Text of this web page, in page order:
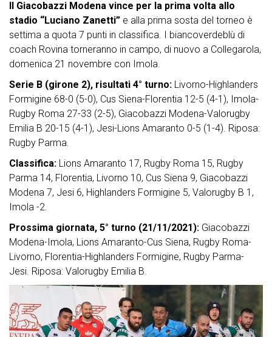
Il Giacobazzi Modena vince per la prima volta allo
stadio “Luciano Zanetti” e alla prima sosta del torneo è
settima a quota 7 punti in classifica. I biancoverdeblù di
coach Rovina torneranno in campo, di nuovo a Collegarola,
domenica 21 novembre con Imola.
Serie B (girone 2), risultati 4° turno: Livorno-Highlanders
Formigine 68-0 (5-0), Cus Siena-Florentia 12-5 (4-1), Imola-
Rugby Roma 27-33 (2-5), Giacobazzi Modena-Valorugby
Emilia B 20-15 (4-1), Jesi-Lions Amaranto 0-5 (1-4). Riposa:
Rugby Parma.
Classifica: Lions Amaranto 17, Rugby Roma 15, Rugby
Parma 14, Florentia, Livorno 10, Cus Siena 9, Giacobazzi
Modena 7, Jesi 6, Highlanders Formigine 5, Valorugby B 1,
Imola -2.
Prossima giornata, 5° turno (21/11/2021): Giacobazzi
Modena-Imola, Lions Amaranto-Cus Siena, Rugby Roma-
Livorno, Florentia-Highlanders Formigine, Rugby Parma-
Jesi. Riposa: Valorugby Emilia B.